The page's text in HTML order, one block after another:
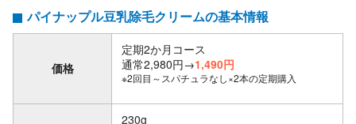
パイナップル豆乳除毛クリームの基本情報
価格
定期2か月コース
通常2,980円→1,490円
※2回目～スパチュラなし×2本の定期購入
230g